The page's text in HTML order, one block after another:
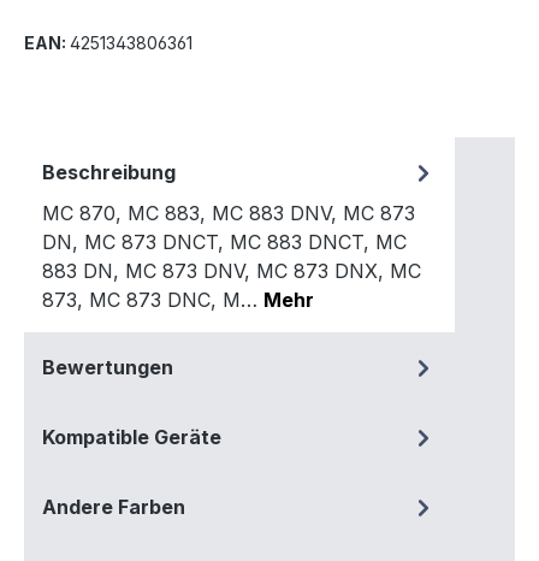
EAN: 4251343806361
Beschreibung
MC 870, MC 883, MC 883 DNV, MC 873
DN, MC 873 DNCT, MC 883 DNCT, MC
883 DN, MC 873 DNV, MC 873 DNX, MC
873, MC 873 DNC, M… Mehr
Bewertungen
Kompatible Geräte
Andere Farben